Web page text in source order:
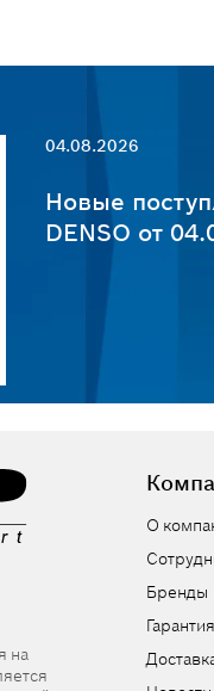
04.08.2026
Новые
DENSO от
на
О
Бренды
Гарантия